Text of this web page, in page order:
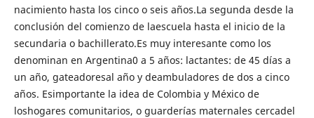
nacimiento hasta los cinco o seis años.La segunda desde la
conclusión del comienzo de laescuela hasta el inicio de la
secundaria o bachillerato.Es muy interesante como los
denominan en Argentina0 a 5 años: lactantes: de 45 días a
un año, gateadoresal año y deambuladores de dos a cinco
años. Esimportante la idea de Colombia y México de
loshogares comunitarios, o guarderías maternales cercadel